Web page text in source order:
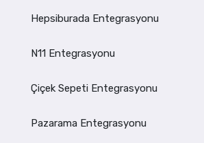
Hepsiburada Entegrasyonu
N11 Entegrasyonu
Çiçek Sepeti Entegrasyonu
Pazarama Entegrasyonu